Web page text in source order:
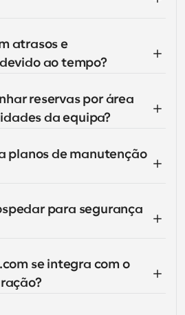
atrasos e
ao tempo?
reservas por área
da equipa?
planos de manutenção
para segurança
se integra com o